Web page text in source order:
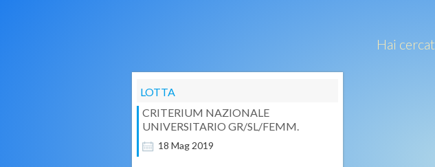
Hai
LOTTA
18 Mag 2019
CRITERIUM NAZIONALE
UNIVERSITARIO GR/SL/FEMM.